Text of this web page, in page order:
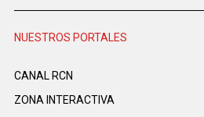
NUESTROS PORTALES
CANAL RCN
ZONA INTERACTIVA